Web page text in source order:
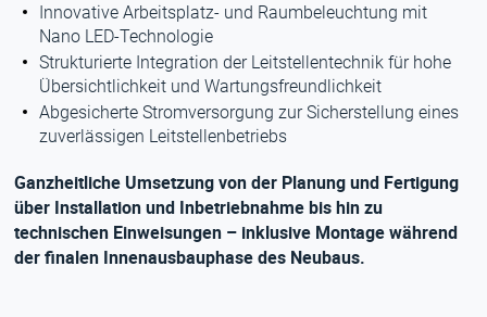
Innovative Arbeitsplatz- und Raumbeleuchtung mit
Nano LED-Technologie
Strukturierte Integration der Leitstellentechnik für hohe
Übersichtlichkeit und Wartungsfreundlichkeit
Abgesicherte Stromversorgung zur Sicherstellung eines
zuverlässigen Leitstellenbetriebs
Ganzheitliche Umsetzung von der Planung und Fertigung
über Installation und Inbetriebnahme bis hin zu
technischen Einweisungen – inklusive Montage während
der finalen Innenausbauphase des Neubaus.